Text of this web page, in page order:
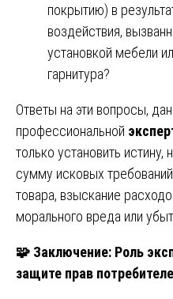
покрытию) в
воздействия,
установкой мебели
гарнитура?
Ответы на эти вопросы,
профессиональной
только установить истину,
сумму исковых
товара, взыскание
морального вреда или
🧩 Заключение: Роль
защите прав